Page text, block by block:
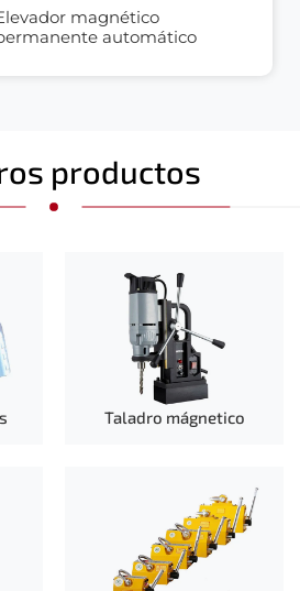
magnético
automático
productos
Taladro mágnetico